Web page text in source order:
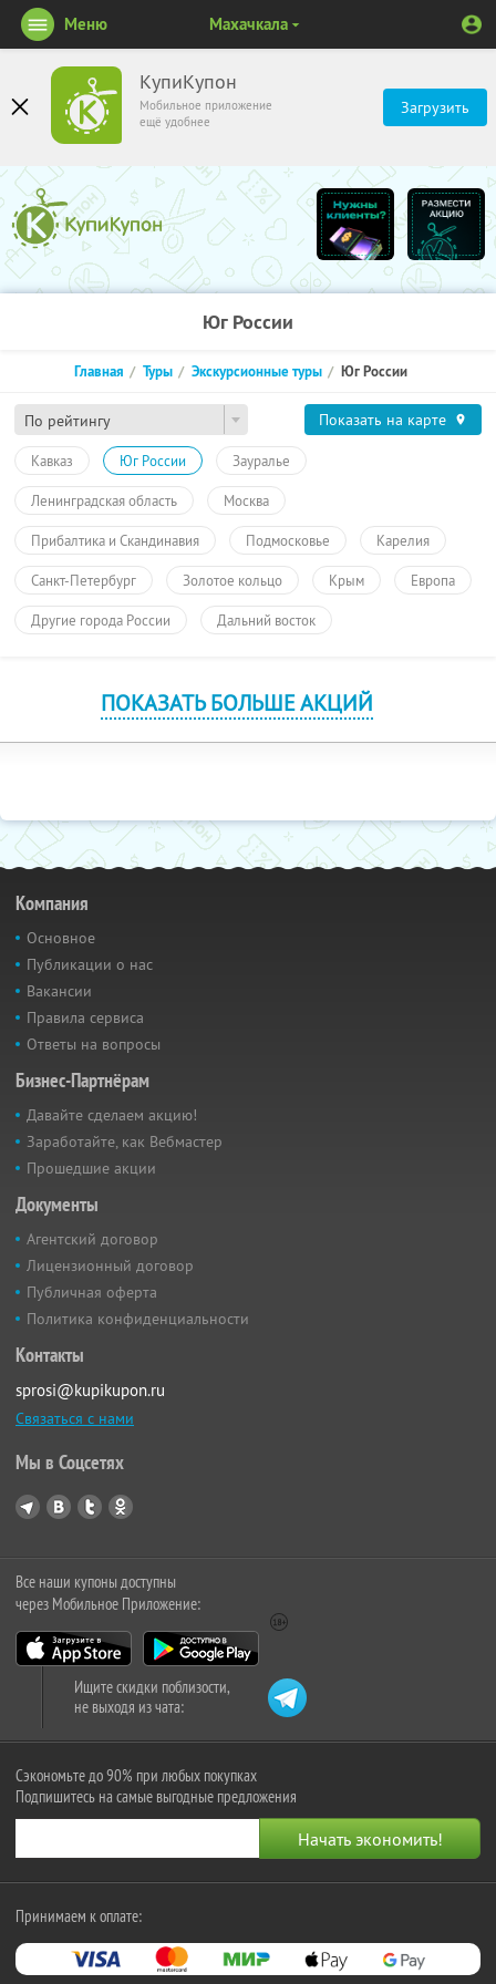
КупиКупон
Мобильное приложение
ещё удобнее
Загрузить
Меню Махачкала
Юг России
По рейтингу
Главная Туры Экскурсионные туры Юг России
Показать на карте
Кавказ Юг России Зауралье
Ленинградская область Москва
Прибалтика и Скандинавия Подмосковье Карелия
Санкт-Петербург Золотое кольцо Крым Европа
Другие города России Дальний восток
ПОКАЗАТЬ БОЛЬШЕ АКЦИЙ
Компания
Основное
Публикации о нас
Вакансии
Правила сервиса
Ответы на вопросы
Бизнес-Партнёрам
Давайте сделаем акцию!
Заработайте, как Вебмастер
Прошедшие акции
Документы
Агентский договор
Лицензионный договор
Публичная оферта
Политика конфиденциальности
Контакты
sprosi@kupikupon.ru
Связаться с нами
Мы в Соцсетях
Все наши купоны доступны
через Мобильное Приложение:
Ищите скидки поблизости,
не выходя из чата:
Сэкономьте до 90% при любых покупках
Подпишитесь на самые выгодные предложения
Принимаем к оплате: